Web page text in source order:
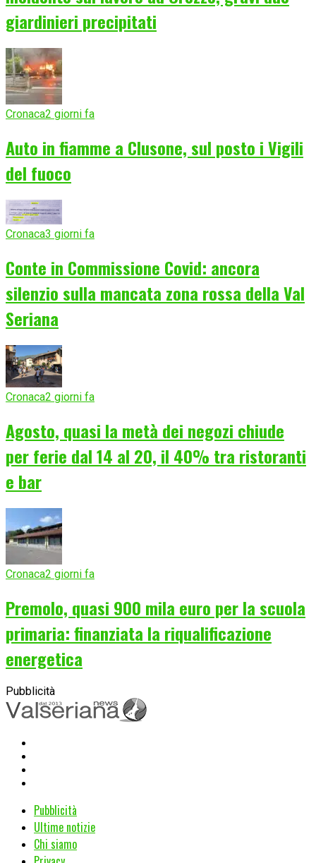
giardinieri precipitati
Cronaca2 giorni fa
Auto in fiamme a Clusone, sul posto i Vigili
del fuoco
Cronaca3 giorni fa
Conte in Commissione Covid: ancora
silenzio sulla mancata zona rossa della Val
Seriana
Cronaca2 giorni fa
Agosto, quasi la metà dei negozi chiude
per ferie dal 14 al 20, il 40% tra ristoranti
e bar
Cronaca2 giorni fa
Premolo, quasi 900 mila euro per la scuola
primaria: finanziata la riqualificazione
energetica
Pubblicità
Pubblicità
Ultime notizie
Chi siamo